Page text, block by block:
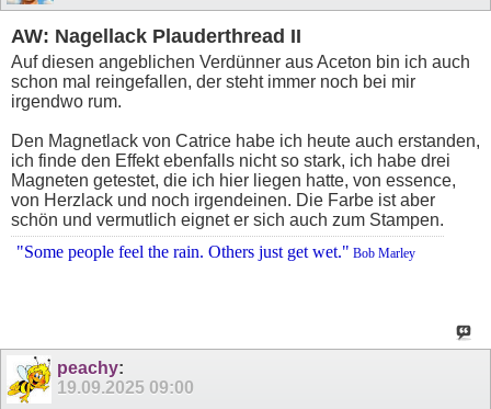
AW: Nagellack Plauderthread II
Auf diesen angeblichen Verdünner aus Aceton bin ich auch
schon mal reingefallen, der steht immer noch bei mir
irgendwo rum.
Den Magnetlack von Catrice habe ich heute auch erstanden,
ich finde den Effekt ebenfalls nicht so stark, ich habe drei
Magneten getestet, die ich hier liegen hatte, von essence,
von Herzlack und noch irgendeinen. Die Farbe ist aber
schön und vermutlich eignet er sich auch zum Stampen.
"Some people feel the rain. Others just get wet." Bob Marley
peachy:
19.09.2025 09:00